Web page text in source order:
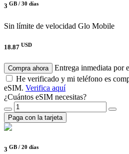
3 GB / 30 días
Sin límite de velocidad Glo Mobile
18.87 USD
Compra ahora
Entrega inmediata por
He verificado y mi teléfono es
eSIM. Verifica aquí
¿Cuántos eSIM necesitas?
Paga con la tarjeta
3 GB / 20 días